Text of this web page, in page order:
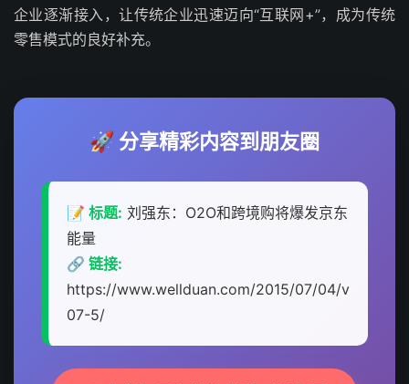
企业逐渐接入，让传统企业迅速迈向“互联网+”，成为传统
零售模式的良好补充。
🚀 分享精彩内容到朋友圈
📝 标题: 刘强东：O2O和跨境购将爆发京东
能量
🔗 链接:
https://www.wellduan.com/2015/07/04/v
07-5/